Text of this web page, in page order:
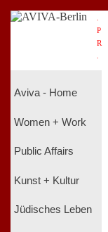
P
R
Aviva - Home
Women + Work
Public Affairs
Kunst + Kultur
Jüdisches Leben